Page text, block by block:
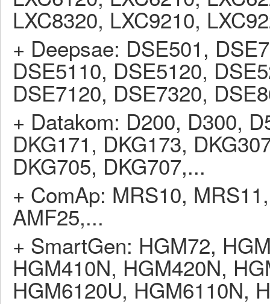
LXC8320, LXC9210,
+ Deepsae: DSE501,
DSE5110, DSE5120,
DSE7120, DSE7320,
+ Datakom: D200, D300,
DKG171, DKG173,
DKG705, DKG707,...
+ ComAp: MRS10,
AMF25,...
+ SmartGen: HGM72,
HGM410N, HGM420N,
HGM6120U, HGM6110N,